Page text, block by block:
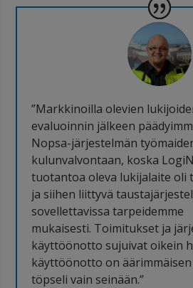
”Markkinoilla olevien
evaluoinnin jälkeen
Nopsa-järjestelmän
kulunvalvontaan, koska
tuotantoa oleva lukijalaite oli
ja siihen liittyvä
sovellettavissa tarpeidemme
mukaisesti. Toimitukset ja
käyttöönotto sujuivat oikein
käyttöönotto on
töpseli vain seinään.”